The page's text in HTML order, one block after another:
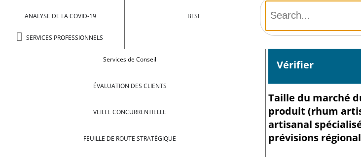
ANALYSE DE LA COVID-19
SERVICES PROFESSIONNELS
BFSI
Services de Conseil
ÉVALUATION DES CLIENTS
VEILLE CONCURRENTIELLE
FEUILLE DE ROUTE STRATÉGIQUE
Vérifier
Taille du marché
produit (rhum
artisanal
prévisions